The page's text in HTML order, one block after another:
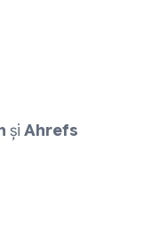
și Ahrefs